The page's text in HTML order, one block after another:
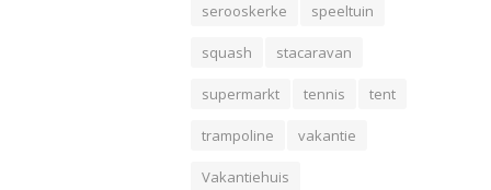
serooskerke speeltuin
squash stacaravan
supermarkt tennis tent
trampoline vakantie
Vakantiehuis